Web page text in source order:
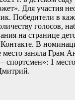
Для участия
Победители в
голосов,
на странице
В
место заняла Грам
спортсмен»: 1